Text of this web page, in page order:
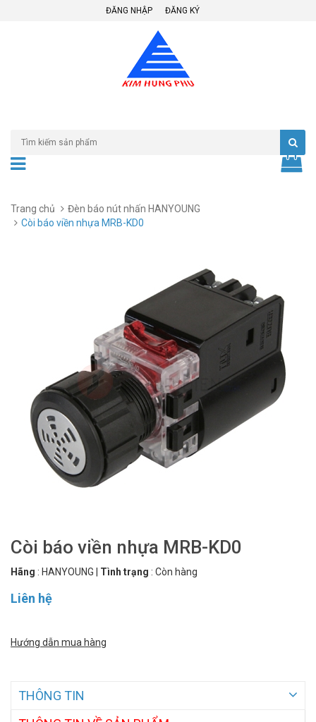
ĐĂNG NHẬP ĐĂNG KÝ
Trang chủ
Đèn báo nút nhấn HANYOUNG
Còi báo viền nhựa MRB-KD0
Còi báo viền nhựa MRB-KD0
Hãng : HANYOUNG Tình trạng : Còn hàng
Liên hệ
Hướng dẫn mua hàng
THÔNG TIN